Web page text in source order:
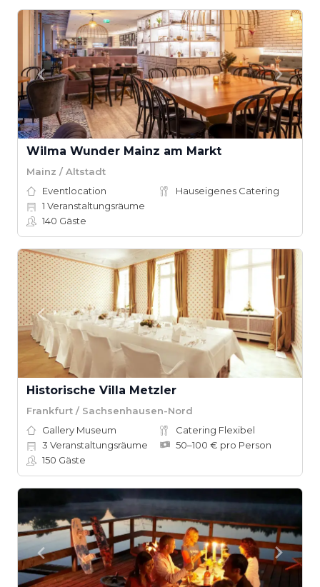
Wilma Wunder Mainz am Markt
Mainz / Altstadt
Eventlocation
Hauseigenes Catering
1 Veranstaltungsräume
140 Gäste
Historische Villa Metzler
Frankfurt / Sachsenhausen-Nord
Gallery Museum
Catering Flexibel
3 Veranstaltungsräume
50–100 € pro Person
150 Gäste